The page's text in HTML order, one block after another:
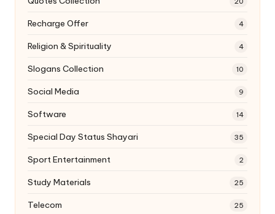
Recharge Offer 4
Religion & Spirituality 4
Slogans Collection 10
Social Media 9
Software 14
Special Day Status Shayari 35
Sport Entertainment 2
Study Materials 25
Telecom 25